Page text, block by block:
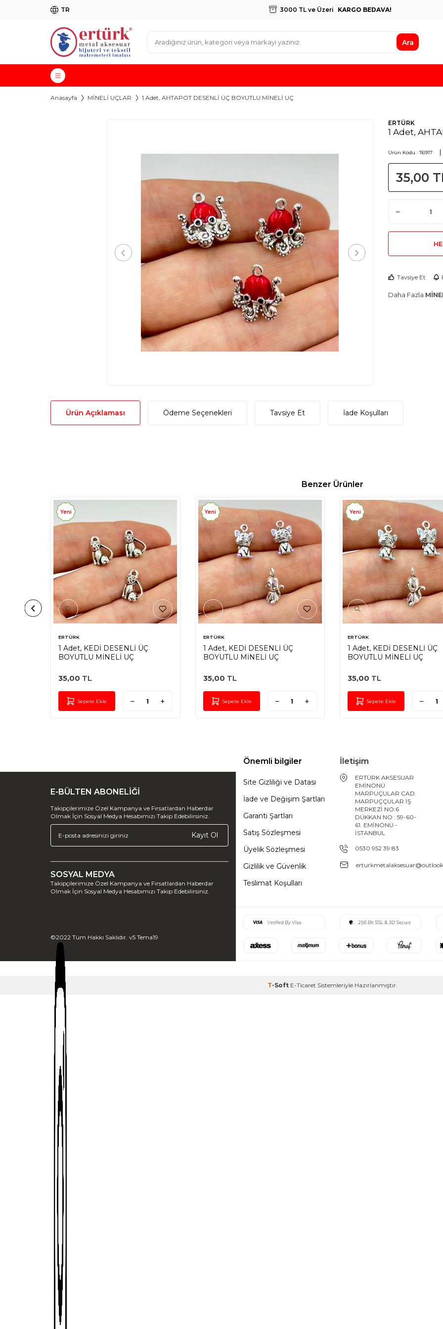
TR 3000 TL ve Üzeri KARGO BEDAVA!
Ara
Anasayfa MİNELİ UÇLAR 1 Adet, AHTAPOT DESENLİ ÜÇ BOYUTLU MİNELİ UÇ
ERTÜRK
1 Adet,
Ürün Kodu :T6917
35,00
Tavsiye Et
Daha Fazla
Ürün Açıklaması Ödeme Seçenekleri Tavsiye Et İade Koşulları
Benzer Ürünler
Yeni
ERTÜRK
1 Adet, KEDİ DESENLİ ÜÇ
BOYUTLU MİNELİ UÇ
35,00 TL
Sepete Ekle
Yeni
ERTÜRK
1 Adet, KEDİ DESENLİ ÜÇ
BOYUTLU MİNELİ UÇ
35,00 TL
Sepete Ekle
Yeni
ERTÜRK
1 Adet, KEDİ DESENLİ ÜÇ
BOYUTLU MİNELİ UÇ
35,00 TL
Sepete Ekle
E-BÜLTEN ABONELİĞİ
Takipçilerimize Özel Kampanya ve Fırsatlardan Haberdar
Olmak İçin Sosyal Medya Hesabımızı Takip Edebilirsiniz.
Kayıt Ol
SOSYAL MEDYA
Takipçilerimize Özel Kampanya ve Fırsatlardan Haberdar
Olmak İçin Sosyal Medya Hesabımızı Takip Edebilirsiniz.
©2022 Tüm Hakkı Saklıdır. v5 Tema19
Önemli bilgiler
Site Gizliliği ve Datası
İade ve Değişim Şartları
Garanti Şartları
Satış Sözleşmesi
Üyelik Sözleşmesi
Gizlilik ve Güvenlik
Teslimat Koşulları
İletişim
ERTÜRK AKSESUAR
EMİNÖNÜ
MARPUÇULAR CAD.
MARPUÇÇULAR İŞ
MERKEZİ NO:6
DÜKKAN NO : 59-60-
61. EMİNÖNÜ -
İSTANBUL
0530 952 39 83
T-Soft E-Ticaret Sistemleriyle Hazırlanmıştır.